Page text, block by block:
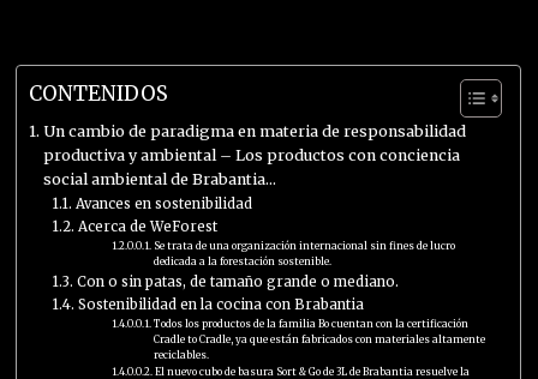
CONTENIDOS
Un cambio de paradigma en materia de responsabilidad
productiva y ambiental – Los productos con conciencia
social ambiental de Brabantia…
Avances en sostenibilidad
Acerca de WeForest
Se trata de una organización internacional sin fines de lucro
dedicada a la forestación sostenible.
Con o sin patas, de tamaño grande o mediano.
Sostenibilidad en la cocina con Brabantia
Todos los productos de la familia Bo cuentan con la certificación
Cradle to Cradle, ya que están fabricados con materiales altamente
reciclables.
El nuevo cubo de basura Sort & Go de 3L de Brabantia resuelve la